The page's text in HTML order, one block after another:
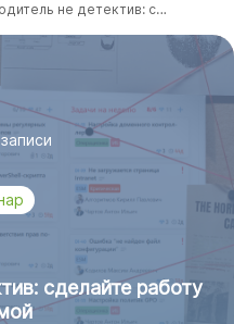
Руководитель не детектив: сделайте работу видимой
сделайте работу